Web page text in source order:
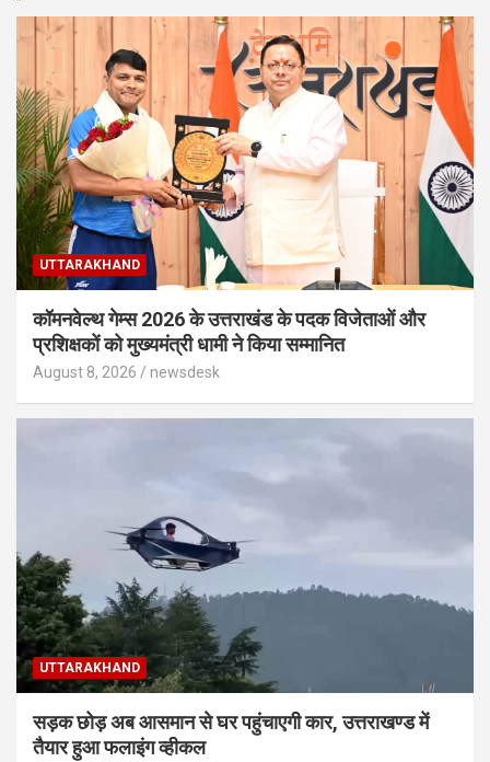
UTTARAKHAND
कॉमनवेल्थ गेम्स 2026 के उत्तराखंड के पदक विजेताओं और
प्रशिक्षकों को मुख्यमंत्री धामी ने किया सम्मानित
August 8, 2026 newsdesk
UTTARAKHAND
सड़क छोड़ अब आसमान से घर पहुंचाएगी कार, उत्तराखण्ड में
तैयार हुआ फलाइंग व्हीकल